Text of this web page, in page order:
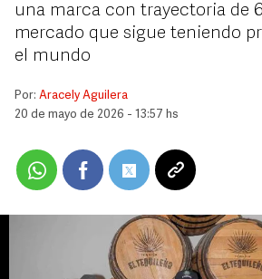
una marca con trayectoria de
mercado que sigue teniendo
el mundo
Por: Aracely Aguilera
20 de mayo de 2026 - 13:57 hs